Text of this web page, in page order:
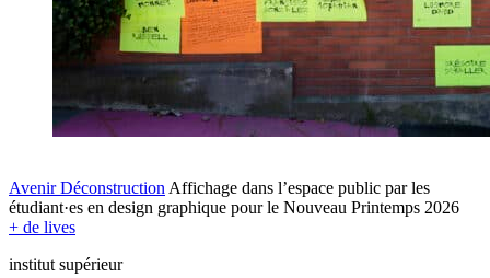
Avenir Déconstruction Affichage dans l’espace public par les
étudiant·es en design graphique pour le Nouveau Printemps 2026
+ de lives
institut supérieur